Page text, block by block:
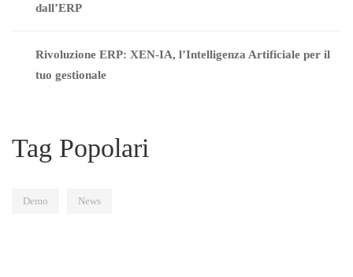
dall’ERP
Rivoluzione ERP: XEN-IA, l’Intelligenza Artificiale per il
tuo gestionale
Tag Popolari
Demo News